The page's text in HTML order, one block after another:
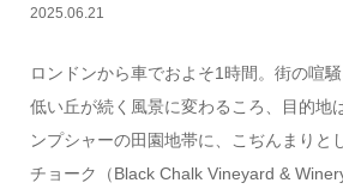
2025.06.21
ロンドンから車でおよそ1時間。街の喧
低い丘が続く風景に変わるころ、目的地
ンプシャーの田園地帯に、こぢんまりと
チョーク（Black Chalk Vineyard &